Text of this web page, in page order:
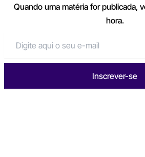
Quando uma matéria for publicada,
hora.
Inscrever-se